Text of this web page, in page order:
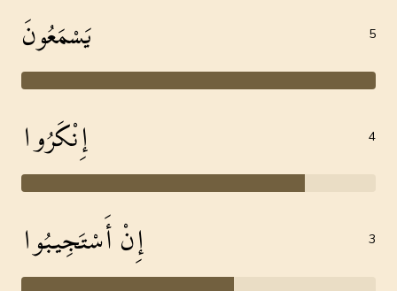
يَسْمَعُونَ 5
إِنْكَرُوا 4
إِنْ أَسْتَجِيبُوا 3